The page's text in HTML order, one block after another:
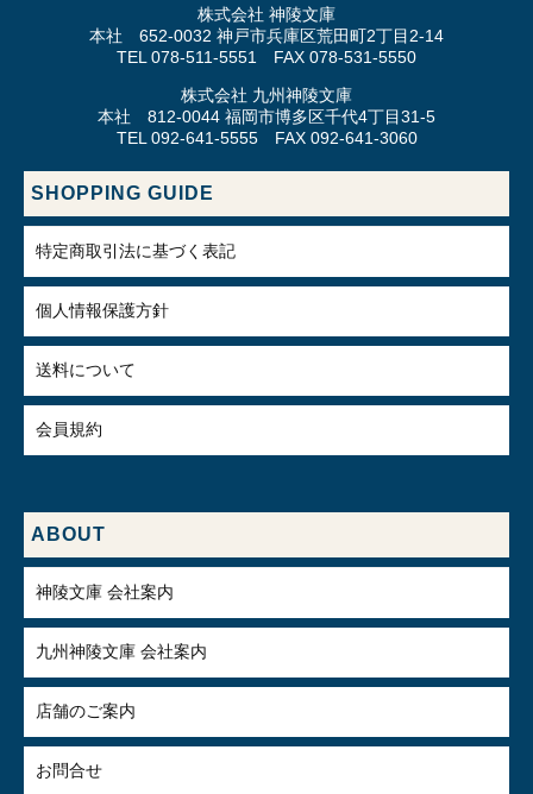
株式会社 神陵文庫
本社 652-0032 神戸市兵庫区荒田町2丁目2-14
TEL 078-511-5551 FAX 078-531-5550
株式会社 九州神陵文庫
本社 812-0044 福岡市博多区千代4丁目31-5
TEL 092-641-5555 FAX 092-641-3060
SHOPPING GUIDE
特定商取引法に基づく表記
個人情報保護方針
送料について
会員規約
ABOUT
神陵文庫 会社案内
九州神陵文庫 会社案内
店舗のご案内
お問合せ